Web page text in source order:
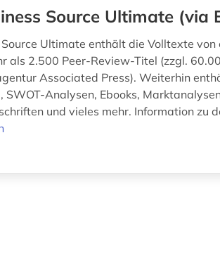
Source Ultimate (via
Source Ultimate enthält die Volltexte
als 2.500 Peer-Review-Titel (zzgl.
Associated Press). Weiterhin
SWOT-Analysen, Ebooks,
und vieles mehr. Information zu